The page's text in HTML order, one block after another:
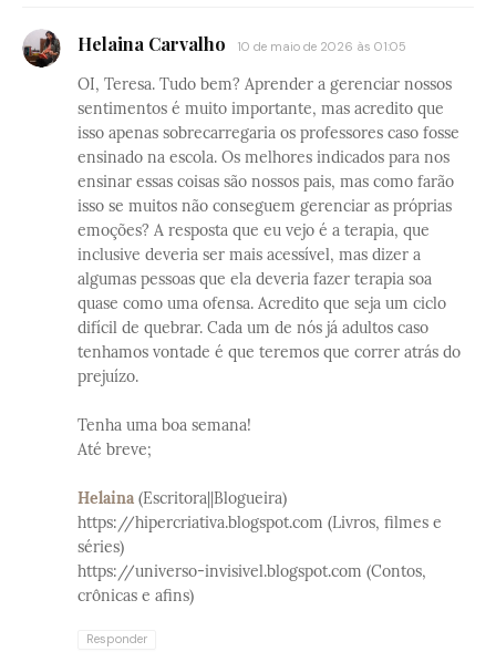
Helaina Carvalho 10 de maio de 2026 às 01:05
OI, Teresa. Tudo bem? Aprender a gerenciar nossos
sentimentos é muito importante, mas acredito que
isso apenas sobrecarregaria os professores caso fosse
ensinado na escola. Os melhores indicados para nos
ensinar essas coisas são nossos pais, mas como farão
isso se muitos não conseguem gerenciar as próprias
emoções? A resposta que eu vejo é a terapia, que
inclusive deveria ser mais acessível, mas dizer a
algumas pessoas que ela deveria fazer terapia soa
quase como uma ofensa. Acredito que seja um ciclo
difícil de quebrar. Cada um de nós já adultos caso
tenhamos vontade é que teremos que correr atrás do
prejuízo.
Tenha uma boa semana!
Até breve;
Helaina (Escritora||Blogueira)
https://hipercriativa.blogspot.com (Livros, filmes e
séries)
https://universo-invisivel.blogspot.com (Contos,
crônicas e afins)
Responder